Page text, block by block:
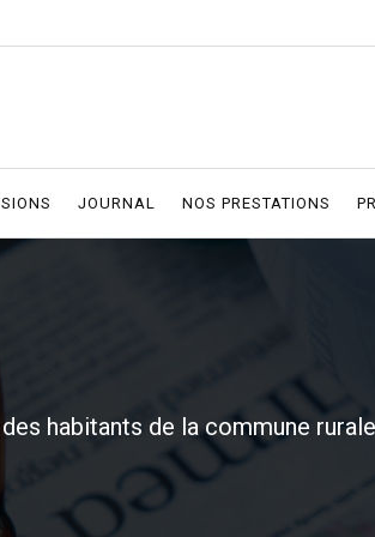
JOURNAL NOS PRESTATIONS
habitants de la commune